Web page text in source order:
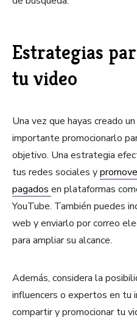
Estrategias
tu video
Una vez que hayas creado
importante promocionarlo
objetivo. Una estrategia
tus redes sociales y
pagados en plataformas
YouTube. También puedes
web y enviarlo por correo
para ampliar su alcance.
Además, considera la
influencers o expertos en tu
compartir y promocionar tu